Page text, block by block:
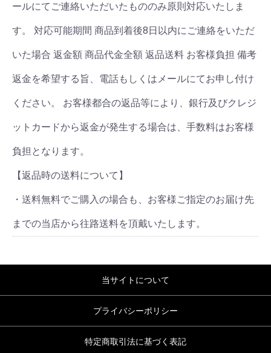
ールにてご連絡いただいたもののみ原則対応いたしま
す。 対応可能期間 商品到着後8日以内にご連絡をいただ
いた場合 返金額 商品代金全額 返品送料 お客様負担 備考
返金を希望する旨、電話もしくはメールにてお申し付け
ください。 お客様都合の返品等により、銀行及びクレジ
ットカードから返金が発生する場合は、手数料はお客様
負担となります。
【返品時の送料について】
・送料無料でご購入の場合も、お客様ご指定のお届け先
までの当店から往路送料を頂戴いたします。
当サイトについて
プライバシーポリシー
特定商取引法に基づく表記